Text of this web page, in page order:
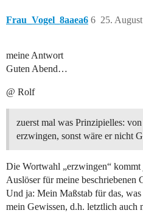
Frau_Vogel_8aaea6 25.
6
meine Antwort
Guten Abend…
@ Rolf
zuerst mal was Prinzipielles:
erzwingen, sonst wäre er nicht
Die Wortwahl „erzwingen“
Auslöser für meine beschriebenen
Und ja: Mein Maßstab für das,
mein Gewissen, d.h. letztlich auch